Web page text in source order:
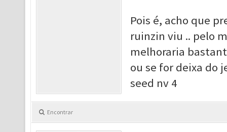
Pois é, acho que
ruinzin viu .. pelo
melhoraria
ou se for deixa do
seed nv 4
Encontrar